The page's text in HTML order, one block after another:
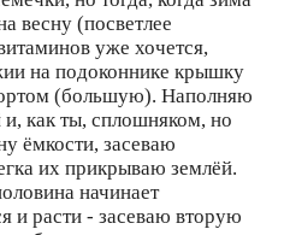
весну (посветлее
уже хочется,
на подоконнике крышку
(большую). Наполняю
и, как ты, сплошняком, но
ёмкости, засеваю
их прикрываю землёй.
начинает
и расти - засеваю вторую